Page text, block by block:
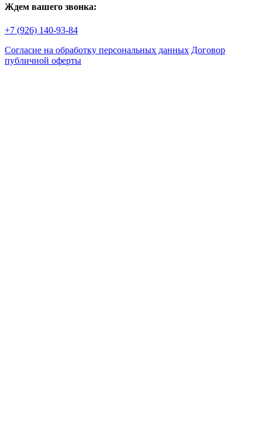
Ждем вашего звонка:
+7 (926) 140-93-84
Согласие на обработку персональных данных Договор
публичной оферты